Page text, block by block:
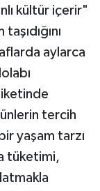
kültür içerir"
aylarca
tercih
yaşam tarzı
tüketimi,